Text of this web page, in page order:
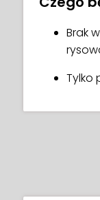
Brak
Tylko